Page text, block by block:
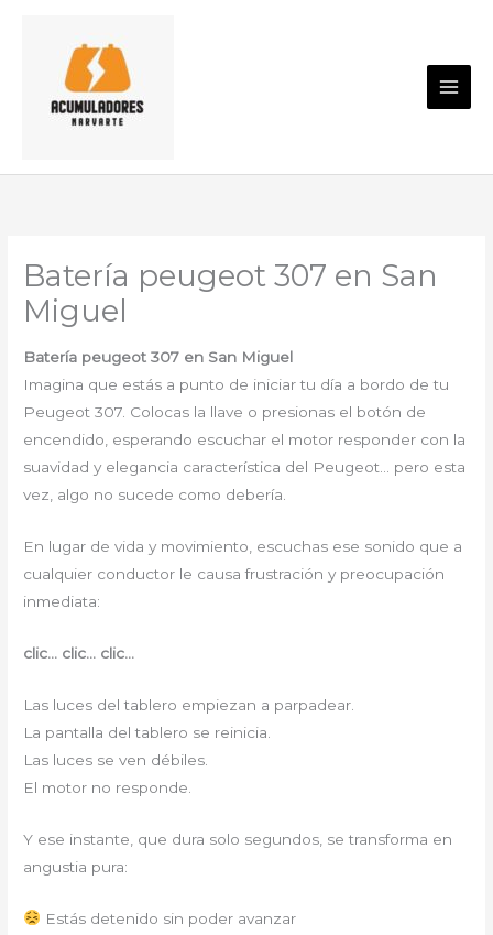
contenido
Batería peugeot 307 en San
Miguel
Batería peugeot 307 en San Miguel
Imagina que estás a punto de iniciar tu día a bordo de tu
Peugeot 307. Colocas la llave o presionas el botón de
encendido, esperando escuchar el motor responder con la
suavidad y elegancia característica del Peugeot… pero esta
vez, algo no sucede como debería.
En lugar de vida y movimiento, escuchas ese sonido que a
cualquier conductor le causa frustración y preocupación
inmediata:
clic… clic… clic…
Las luces del tablero empiezan a parpadear.
La pantalla del tablero se reinicia.
Las luces se ven débiles.
El motor no responde.
Y ese instante, que dura solo segundos, se transforma en
angustia pura:
Estás detenido sin poder avanzar